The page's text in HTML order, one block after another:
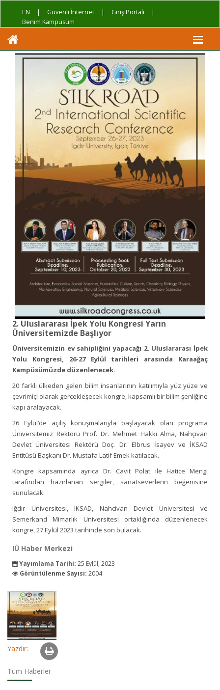
EN | Güvenli İnternet | Giriş Portalı
|
Benim Kampüsüm
2. Uluslararası İpek Yolu Kongresi Yarın
Üniversitemizde Başlıyor
Üniversitemizin ev sahipliğini yapacağı 2. Uluslararası İpek
Yolu Kongresi, 26-27 Eylül tarihleri arasında Karaağaç
Kampüsümüzde düzenlenecek.
20 farklı ülkeden gelen bilim insanlarının katılımıyla yüz yüze ve
çevrimiçi olarak gerçekleşecek kongre, kapsamlı bir bilim şenliğine
kapı aralayacak.
26 Eylül’de açılış konuşmalarıyla başlayacak olan programa
Üniversitemiz Rektörü Prof. Dr. Mehmet Hakkı Alma, Nahçivan
Devlet Üniversitesi Rektörü Doç. Dr. Elbrus İsayev ve İKSAD
Entitüsü Başkanı Dr. Mustafa Latif Emek katılacak.
Kongre kapsamında ayrıca Dr. Cavit Polat ile Hatice Mengi
tarafından hazırlanan sergiler, sanatseverlerin beğenisine
sunulacak.
Iğdır Üniversitesi, IKSAD, Nahcivan Devlet Üniversitesi ve
Semerkand Mimarlık Üniversitesi ortaklığında düzenlenecek
kongre, 27 Eylül 2023 tarihinde son bulacak.
IÜ Haber Merkezi
Yayımlama Tarihi: 25 Eylül, 2023
Görüntülenme Sayısı: 2004
Yazdır:
Tüm Haberler